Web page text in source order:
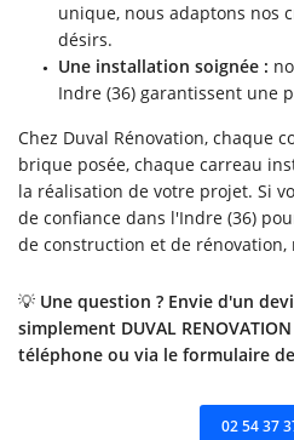
unique, nous adaptons nos
désirs.
Une installation soignée :
Indre (36) garantissent une
Chez Duval Rénovation, chaque
brique posée, chaque carreau
la réalisation de votre projet. Si
de confiance dans l'Indre (36)
de construction et de rénovation,
💡 Une question ? Envie d'un
simplement DUVAL
téléphone ou via le formulaire
02 54 37